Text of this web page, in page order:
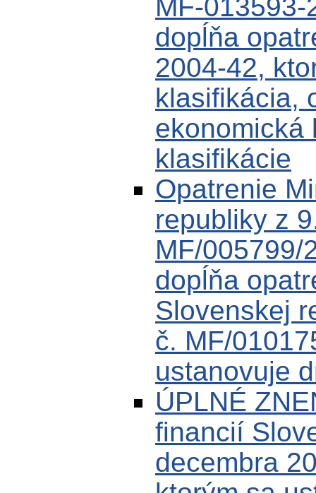
MF-
dopĺňa
2004-42,
klasifikácia,
ekonomická
klasifikácie
Opatrenie
republiky z
MF/005799/
dopĺňa
Slovenskej
č. MF/
ustanovuje
ÚPLNÉ
financií
decembra